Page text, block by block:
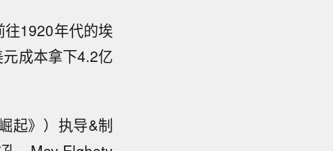
往1920年代的埃
成本拿下4.2亿
起》）执导&制